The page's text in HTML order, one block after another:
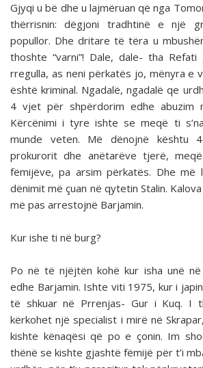
Gjyqi u bë dhe u lajmëruan që nga
thërrisnin: dëgjoni tradhtinë e një
popullor. Dhe dritare të tëra u
thoshte “varni”! Dale, dale- tha
rregulla, as neni përkatës jo, mënyra e
është kriminal. Ngadalë, ngadalë qe
4 vjet për shpërdorim edhe abuzim
Kërcënimi i tyre ishte se meqë ti
munde veten. Më dënojnë kështu
prokurorit dhe anëtarëve tjerë,
fëmijëve, pa arsim përkatës. Dhe më
dënimit më çuan në qytetin Stalin.
më pas arrestojnë Barjamin.
Kur ishe ti në burg?
Po në të njëjtën kohë kur isha unë
edhe Barjamin. Ishte viti 1975, kur i
të shkuar në Prrenjas- Gur i Kuq. I
kërkohet një specialist i mirë në
kishte kënaqësi që po e çonin. Im
thënë se kishte gjashtë fëmijë për t’i